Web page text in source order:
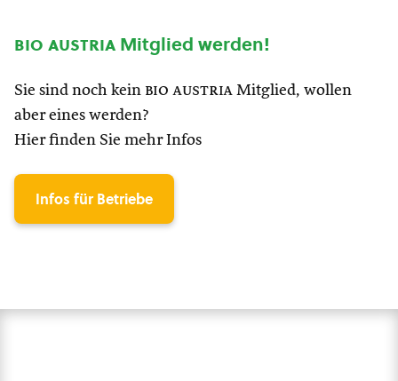
bio austria Mitglied werden!
Sie sind noch kein bio austria Mitglied, wollen
aber eines werden?
Hier finden Sie mehr Infos
Infos für Betriebe